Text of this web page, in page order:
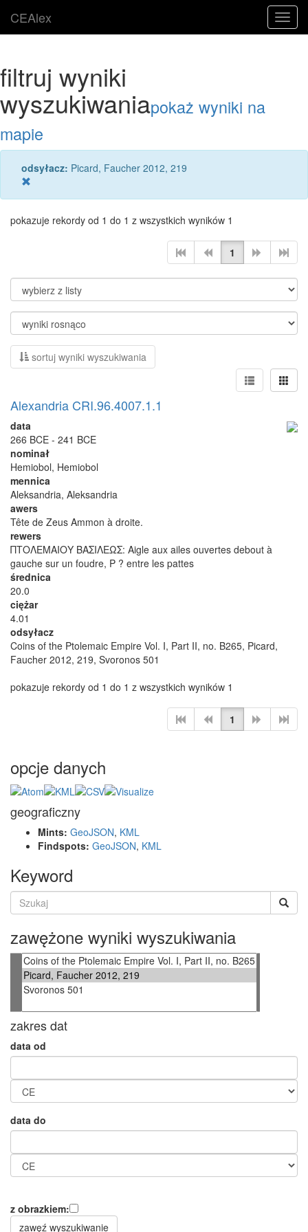
CEAlex
filtruj wyniki
wyszukiwaniapokaż wyniki na
mapie
odsyłacz: Picard, Faucher 2012, 219
pokazuje rekordy od 1 do 1 z wszystkich wyników 1
1
sortuj wyniki wyszukiwania
Alexandria CRI.96.4007.1.1
data
266 BCE - 241 BCE
nominał
Hemiobol, Hemiobol
mennica
Aleksandria, Aleksandria
awers
Tête de Zeus Ammon à droite.
rewers
ΠΤΟΛΕΜΑΙΟΥ ΒΑΣΙΛΕΩΣ: Aigle aux ailes ouvertes debout à
gauche sur un foudre, P ? entre les pattes
średnica
20.0
ciężar
4.01
odsyłacz
Coins of the Ptolemaic Empire Vol. I, Part II, no. B265, Picard,
Faucher 2012, 219, Svoronos 501
pokazuje rekordy od 1 do 1 z wszystkich wyników 1
1
opcje danych
geograficzny
Mints: GeoJSON, KML
Findspots: GeoJSON, KML
Keyword
zawężone wyniki wyszukiwania
zakres dat
data od
data do
z obrazkiem: